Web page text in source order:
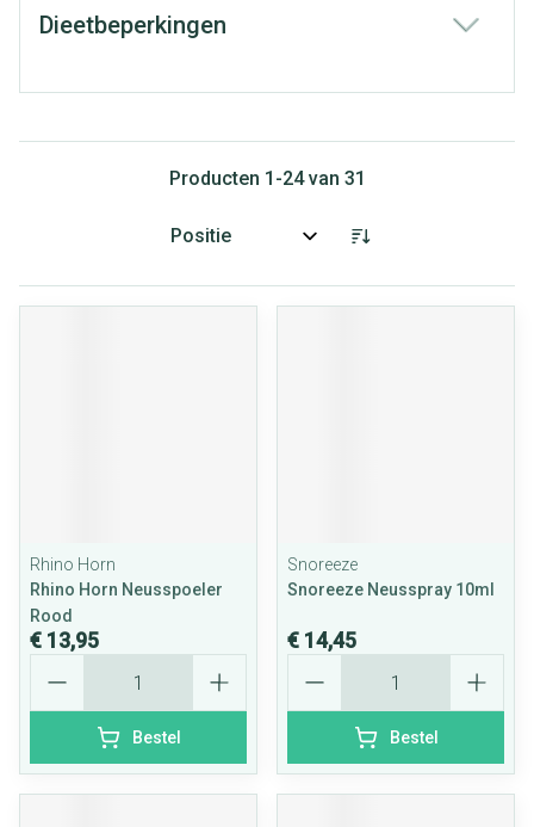
Dieetbeperkingen
Producten 1 -24van 31
Sorteer op:
Rhino Horn
Rhino Horn Neusspoeler
Rood
€ 13,95
Bestel
Snoreeze
Snoreeze Neusspray 10ml
€ 14,45
Bestel